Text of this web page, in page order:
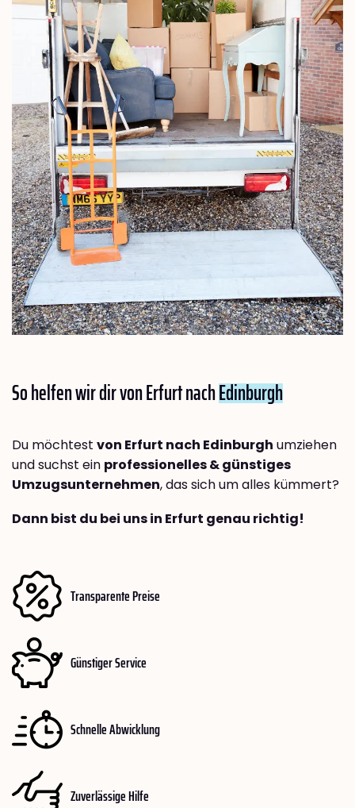
So helfen wir dir von Erfurt nachEdinburgh
Du möchtest von Erfurt nach Edinburgh umziehen
und suchst ein professionelles & günstiges
Umzugsunternehmen, das sich um alles kümmert?
Dann bist du bei uns in Erfurt genau richtig!
Transparente Preise
Günstiger Service
Schnelle Abwicklung
Zuverlässige Hilfe